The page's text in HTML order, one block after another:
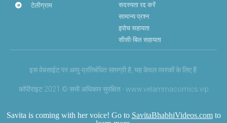
टेलीग्राम
सदस्यता रद्द करें
सामान्य प्रश्न
इपोच सहायता
सीसी-बिल सहायता
इस वेबसाईट पर आयु-प्रतिबंधित सामग्री है, यह केवल व्यस्कों के लिए है.
कॉपीराइट 2021 © सभी अधिकार सुरक्षित - www.velammacomics.vip
Savita is coming with her voice! Go to SavitaBhabhiVideos.comto